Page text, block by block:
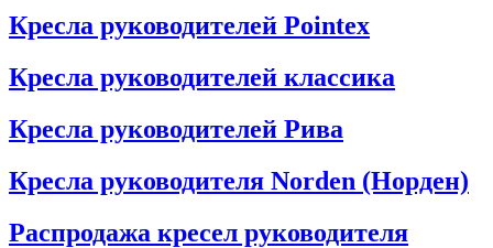
Кресла руководителей Pointex
Кресла руководителей классика
Кресла руководителей Рива
Кресла руководителя Norden (Норден)
Распродажа кресел руководителя